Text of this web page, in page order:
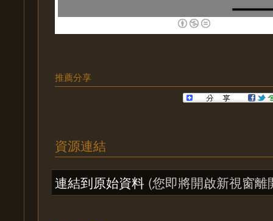
推薦分享
資源連結
連結到原始資料 (您即將開啟新視窗離